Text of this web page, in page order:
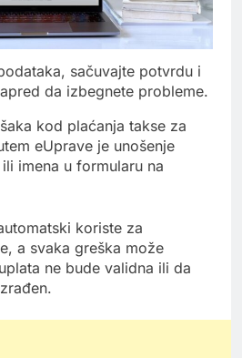
sačuvajte potvrdu i
da izbegnete probleme.
kod plaćanja takse za
eUprave je unošenje
imena u formularu na
koriste za
a svaka greška može
ne bude validna ili da